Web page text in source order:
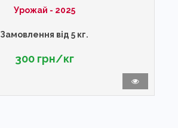
Урожай - 2025
Замовлення від 5 кг.
300 грн/кг